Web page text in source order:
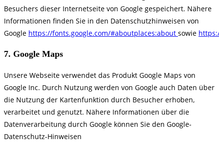
Besuchers dieser Internetseite von Google gespeichert. Nähere
Informationen finden Sie in den Datenschutzhinweisen von
Google https://fonts.google.com/#aboutplaces:about sowie
7. Google Maps
Unsere Webseite verwendet das Produkt Google Maps von
Google Inc. Durch Nutzung werden von Google auch Daten über
die Nutzung der Kartenfunktion durch Besucher erhoben,
verarbeitet und genutzt. Nähere Informationen über die
Datenverarbeitung durch Google können Sie den Google-
Datenschutz-Hinweisen